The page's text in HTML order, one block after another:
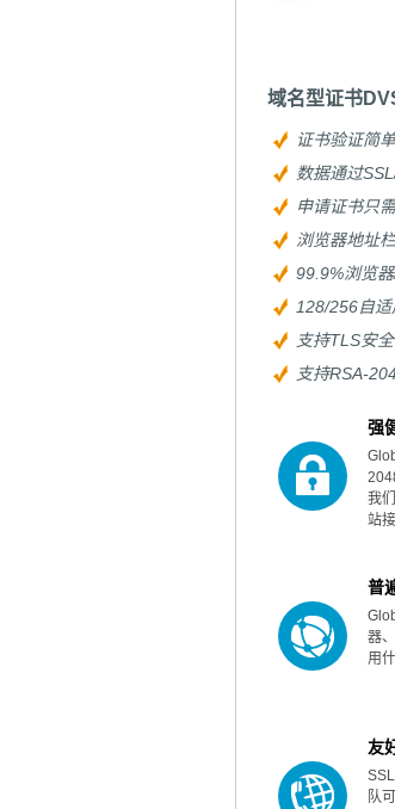
域名型证书
证书验证简
数据通过
申请证书只
浏览器地址
99.9%浏览
128/256自
支持TLS安
支持RSA-
强
我
站
普
器
用
友
队